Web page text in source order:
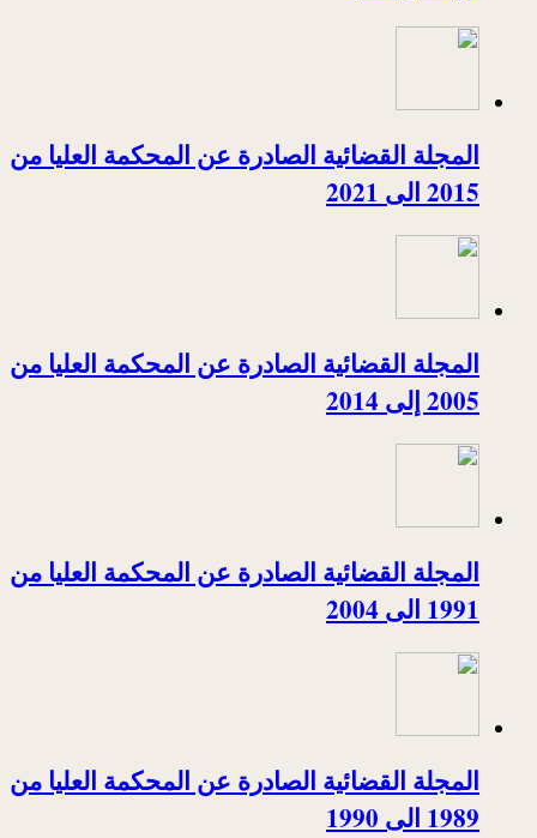
المجلة القضائية الصادرة عن المحكمة العليا من
2015 الى 2021
المجلة القضائية الصادرة عن المحكمة العليا من
2005 إلى 2014
المجلة القضائية الصادرة عن المحكمة العليا من
1991 الى 2004
المجلة القضائية الصادرة عن المحكمة العليا من
1989 الى 1990